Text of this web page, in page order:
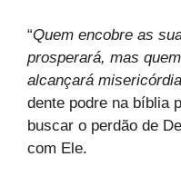
“Quem encobre as
prosperará, mas
alcançará
dente podre na bíblia
buscar o perdão de
com Ele.